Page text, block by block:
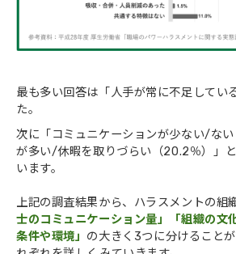
最も多い回答は「人手が常に不足してい
た。
次に「コミュニケーションが少ない/な
が多い/休暇を取りづらい（20.2％）」
います。
上記の調査結果から、ハラスメントの組
士のコミュニケーション量」「組織の文
条件や環境」 の大きく3つに分けること